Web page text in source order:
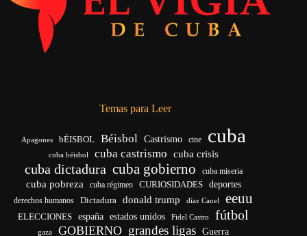
Temas para Leer
Apagones bÉISBOL Béisbol Castrismo cine cuba
cuba béisbol cuba castrismo cuba crisis
cuba dictadura cuba gobierno cuba miseria
cuba pobreza cuba régimen CURIOSIDADES deportes
derechos humanos Dictadura donald trump díaz Canel eeuu
ELECCIONES españa estados unidos Fidel Castro fútbol
gaza GOBIERNO grandes ligas Guerra